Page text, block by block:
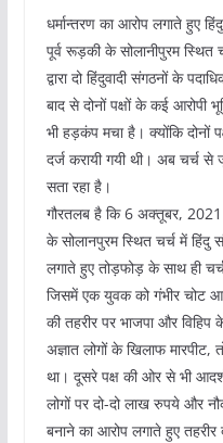
धर्मान्तरण का आरोप लगाते हुए
पूर्व रूड़की के सोलानीपुरम स्थित
द्वारा दो हिंदुवादी संगठनों के
बाद से दोनों पक्षों के कई
भी हड़कंप मचा है। क्योंकि दोनों
दर्ज करायी गयी थी। अब चर्च से
सता रहा है।
गौरतलब है कि 6 अक्तूबर, 2021
के सोलानपुरम स्थित चर्च में हिंदु
लगाते हुए तोड़फोड़ के साथ ही चर्च
जिसमें एक युवक को गंभीर चोट
की तहरीर पर भाजपा और
अज्ञात लोगों के खिलाफ
था। दूसरे पक्ष की ओर से भी
लोगों पर दो-दो लाख रुपये और
बनाने का आरोप लगाते हुए